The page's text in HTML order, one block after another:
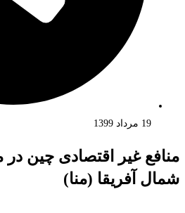
19 مرداد 1399
منافع غیر اقتصادی چین در
شمال آفریقا (منا)